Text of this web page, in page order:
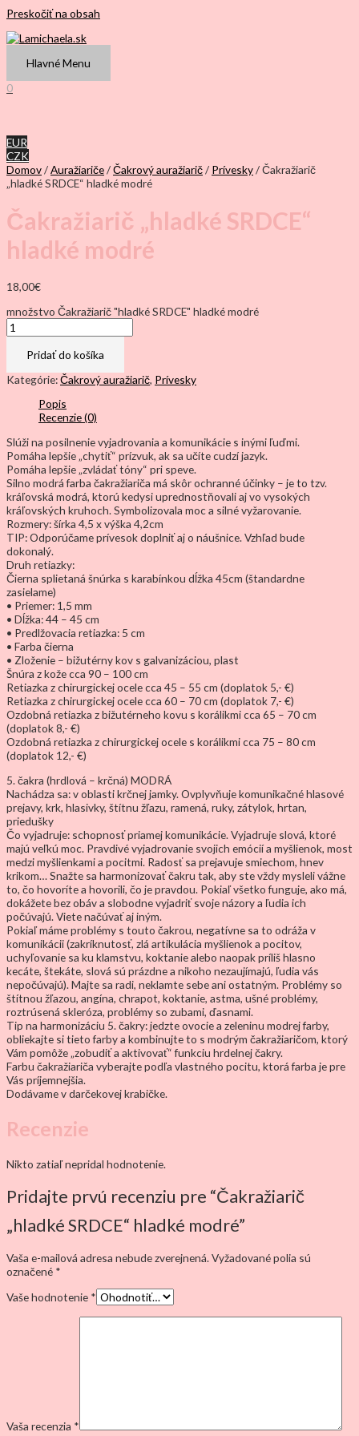
Preskočiť na obsah
Hlavné Menu
0
EUR
CZK
Domov/Auražiariče/Čakrový auražiarič/ Prívesky/ Čakražiarič
„hladké SRDCE“ hladké modré
Čakražiarič „hladké SRDCE“
hladké modré
18,00€
množstvo Čakražiarič "hladké SRDCE" hladké modré
Pridať do košíka
Kategórie:Čakrový auražiarič, Prívesky
Popis
Recenzie (0)
Slúži na posilnenie vyjadrovania a komunikácie s inými ľuďmi.
Pomáha lepšie „chytiť“ prízvuk, ak sa učíte cudzí jazyk.
Pomáha lepšie „zvládať tóny“ pri speve.
Silno modrá farba čakražiariča má skôr ochranné účinky – je to tzv.
kráľovská modrá, ktorú kedysi uprednostňovali aj vo vysokých
kráľovských kruhoch. Symbolizovala moc a silné vyžarovanie.
Rozmery: šírka 4,5 x výška 4,2cm
TIP: Odporúčame prívesok doplniť aj o náušnice. Vzhľad bude
dokonalý.
Druh retiazky:
Čierna splietaná šnúrka s karabínkou dĺžka 45cm (štandardne
zasielame)
• Priemer: 1,5 mm
• Dĺžka: 44 – 45 cm
• Predlžovacia retiazka: 5 cm
• Farba čierna
• Zloženie – bižutérny kov s galvanizáciou, plast
Šnúra z kože cca 90 – 100 cm
Retiazka z chirurgickej ocele cca 45 – 55 cm (doplatok 5,- €)
Retiazka z chirurgickej ocele cca 60 – 70 cm (doplatok 7,- €)
Ozdobná retiazka z bižutérneho kovu s korálikmi cca 65 – 70 cm
(doplatok 8,- €)
Ozdobná retiazka z chirurgickej ocele s korálikmi cca 75 – 80 cm
(doplatok 12,- €)
5. čakra (hrdlová – krčná) MODRÁ
Nachádza sa: v oblasti krčnej jamky. Ovplyvňuje komunikačné hlasové
prejavy, krk, hlasivky, štítnu žľazu, ramená, ruky, zátylok, hrtan,
priedušky
Čo vyjadruje: schopnosť priamej komunikácie. Vyjadruje slová, ktoré
majú veľkú moc. Pravdivé vyjadrovanie svojich emócií a myšlienok, most
medzi myšlienkami a pocitmi. Radosť sa prejavuje smiechom, hnev
krikom… Snažte sa harmonizovať čakru tak, aby ste vždy mysleli vážne
to, čo hovoríte a hovorili, čo je pravdou. Pokiaľ všetko funguje, ako má,
dokážete bez obáv a slobodne vyjadriť svoje názory a ľudia ich
počúvajú. Viete načúvať aj iným.
Pokiaľ máme problémy s touto čakrou, negatívne sa to odráža v
komunikácii (zakríknutosť, zlá artikulácia myšlienok a pocitov,
uchyľovanie sa ku klamstvu, koktanie alebo naopak príliš hlasno
kecáte, štekáte, slová sú prázdne a nikoho nezaujímajú, ľudia vás
nepočúvajú). Majte sa radi, neklamte sebe ani ostatným. Problémy so
štítnou žľazou, angína, chrapot, koktanie, astma, ušné problémy,
roztrúsená skleróza, problémy so zubami, ďasnami.
Tip na harmonizáciu 5. čakry: jedzte ovocie a zeleninu modrej farby,
obliekajte si tieto farby a kombinujte to s modrým čakražiaričom, ktorý
Vám pomôže „zobudiť a aktivovať“ funkciu hrdelnej čakry.
Farbu čakražiariča vyberajte podľa vlastného pocitu, ktorá farba je pre
Vás príjemnejšia.
Dodávame v darčekovej krabičke.
Recenzie
Nikto zatiaľ nepridal hodnotenie.
Pridajte prvú recenziu pre “Čakražiarič
„hladké SRDCE“ hladké modré”
Vaša e-mailová adresa nebude zverejnená. Vyžadované polia sú
označené *
Vaše hodnotenie *
Vaša recenzia *